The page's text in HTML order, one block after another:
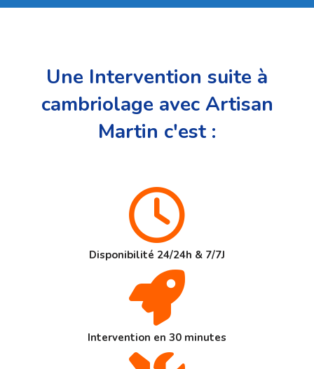
Une Intervention suite à
cambriolage avec Artisan
Martin c'est :
Disponibilité 24/24h & 7/7J
Intervention en 30 minutes